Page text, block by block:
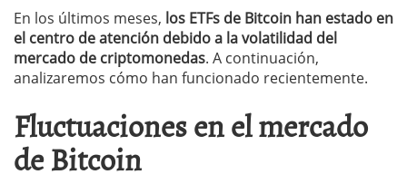
En los últimos meses, los ETFs de Bitcoin han estado en
el centro de atención debido a la volatilidad del
mercado de criptomonedas. A continuación,
analizaremos cómo han funcionado recientemente.
Fluctuaciones en el mercado
de Bitcoin